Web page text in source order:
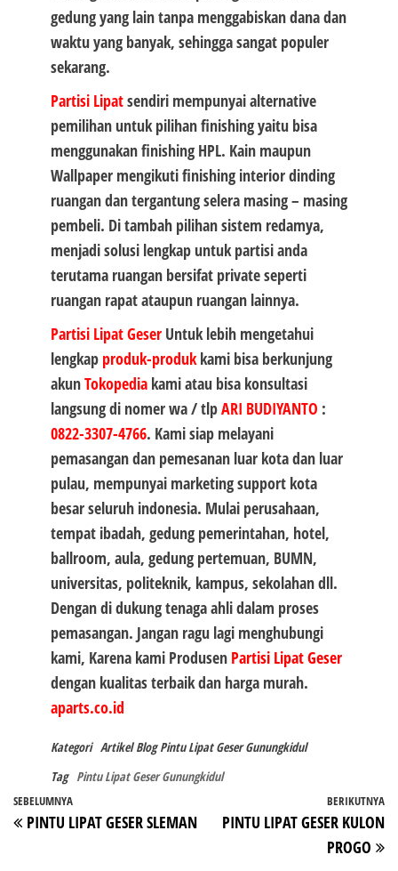
gedung yang lain tanpa menggabiskan dana dan
waktu yang banyak, sehingga sangat populer
sekarang.
Partisi Lipatsendiri mempunyai alternative
pemilihan untuk pilihan finishing yaitu bisa
menggunakan finishing HPL. Kain maupun
Wallpaper mengikuti finishing interior dinding
ruangan dan tergantung selera masing – masing
pembeli. Di tambah pilihan sistem redamya,
menjadi solusi lengkap untuk partisi anda
terutama ruangan bersifat private seperti
ruangan rapat ataupun ruangan lainnya.
Partisi Lipat GeserUntuk lebih mengetahui
lengkap produk-produkkami bisa berkunjung
akunTokopediakami atau bisa konsultasi
langsung di nomer wa / tlpARI BUDIYANTO :
0822-3307-4766. Kami siap melayani
pemasangan dan pemesanan luar kota dan luar
pulau, mempunyai marketing support kota
besar seluruh indonesia. Mulai perusahaan,
tempat ibadah, gedung pemerintahan, hotel,
ballroom, aula, gedung pertemuan, BUMN,
universitas, politeknik, kampus, sekolahan dll.
Dengan di dukung tenaga ahli dalam proses
pemasangan. Jangan ragu lagi menghubungi
kami, Karena kami Produsen Partisi Lipat Geser
dengan kualitas terbaik dan harga murah.
aparts.co.id
Kategori Artikel Blog Pintu Lipat Geser Gunungkidul
Tag Pintu Lipat Geser Gunungkidul
Navigasi
pos
Pos
Sebelumnya
SEBELUMNYA
PINTU LIPAT GESER SLEMAN
BERIKUTNYA
PINTU LIPAT GESER KULON
PROGO